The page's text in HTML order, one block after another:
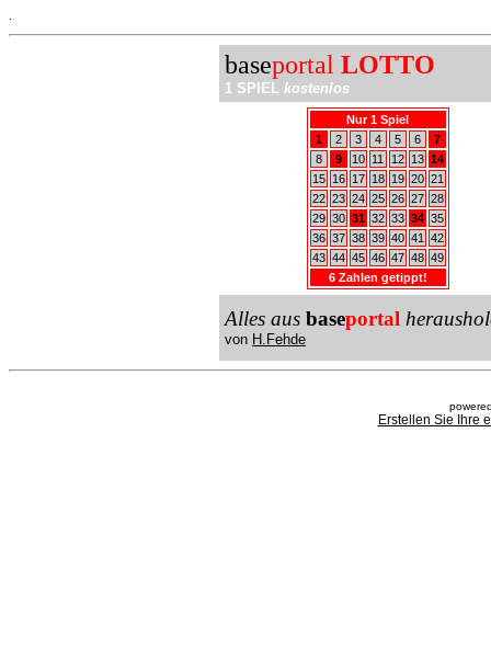
baseportal LOTTO
1 SPIEL kostenlos
Nur 1 Spiel
1
2 3 4 5 6
7
8
9 10 11 12 13 14
15
16 17 18 19 20 21
22 23 24 25 26 27 28
29 30 31 32 33 34 35
36 37 38 39 40 41
42
43 44 45 46 47 48 49
6 Zahlen getippt!
Alles aus baseportal
von H.Fehde
Erstellen Sie Ihre